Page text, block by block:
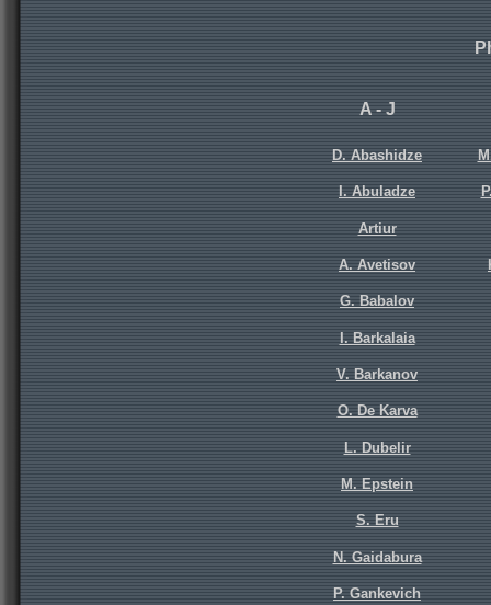
A - J
D. Abashidze
I. Abuladze
Artiur
A. Avetisov
G. Babalov
I. Barkalaia
V. Barkanov
O. De Karva
L. Dubelir
M. Epstein
S. Eru
N. Gaidabura
P. Gankevich